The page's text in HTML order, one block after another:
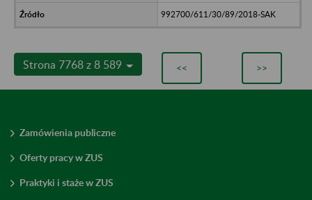
992700/611/30/89/2018-SAK
Strona 7768 z 8 589 << >>
Zamówienia publiczne
Oferty pracy w ZUS
Praktyki i staże w ZUS